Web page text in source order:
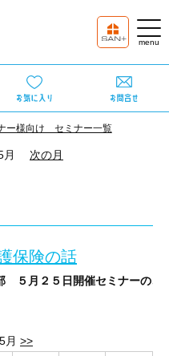
ー様向け セミナー一覧
月 >>
5月 次の月
保険の話
５月２５日開催セミナーのご